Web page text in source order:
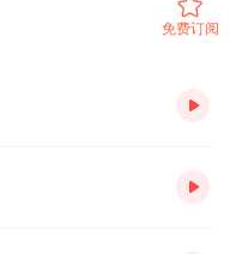
免费订阅